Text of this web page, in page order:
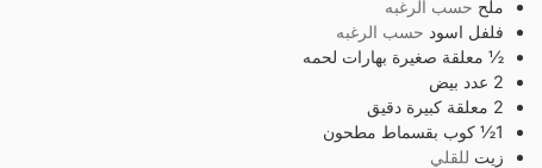
ملح حسب الرغبه
فلفل اسود حسب الرغبه
½ معلقة صغيرة بهارات لحمه
2 عدد بيض
2 معلقة كبيرة دقيق
1½
كوب بقسماط مطحون
زيت للقلي